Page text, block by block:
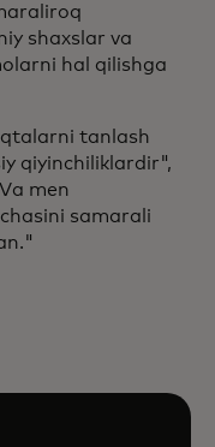
shaxslar va
hal qilishga
tanlash
qiyinchiliklardir",
men
samarali